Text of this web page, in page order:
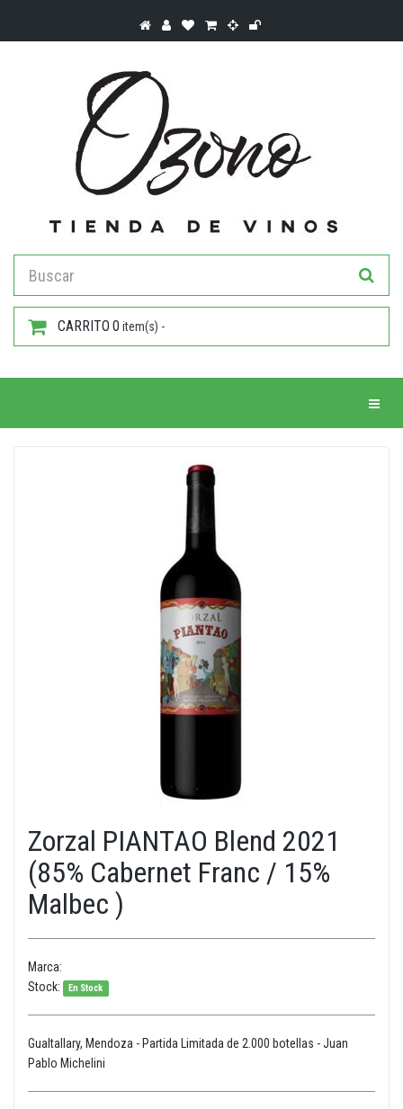
CARRITO 0 item(s) -
Zorzal PIANTAO Blend 2021
(85% Cabernet Franc / 15%
Malbec )
Marca:
Stock:
En Stock
Gualtallary, Mendoza - Partida Limitada de 2.000 botellas - Juan
Pablo Michelini